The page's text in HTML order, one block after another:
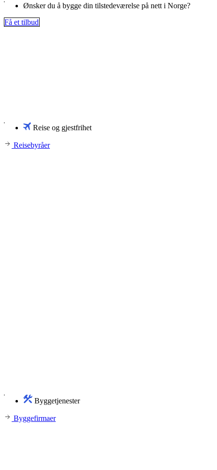
Ønsker du å bygge din tilstedeværelse på nett i Norge?
Få et tilbud
Reise og gjestfrihet
Reisebyråer
Byggetjenester
Byggefirmaer